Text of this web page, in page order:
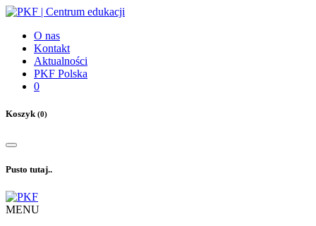
O nas
Kontakt
Aktualności
PKF Polska
0
Koszyk(0)
Pusto tutaj..
MENU